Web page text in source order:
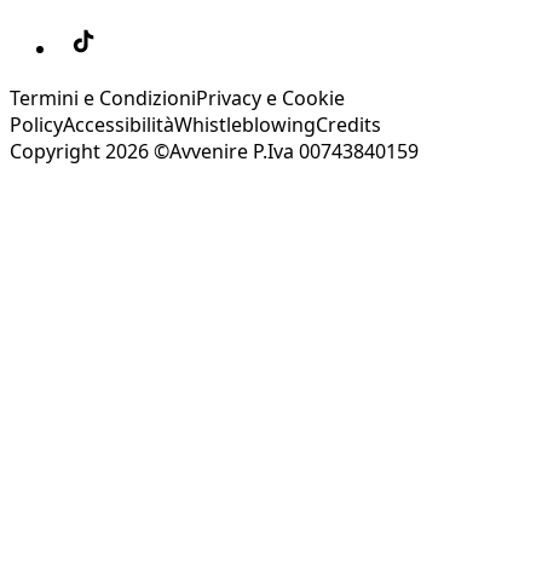
Termini e CondizioniPrivacy e Cookie
PolicyAccessibilitàWhistleblowingCredits
Copyright 2026 ©Avvenire P.Iva 00743840159